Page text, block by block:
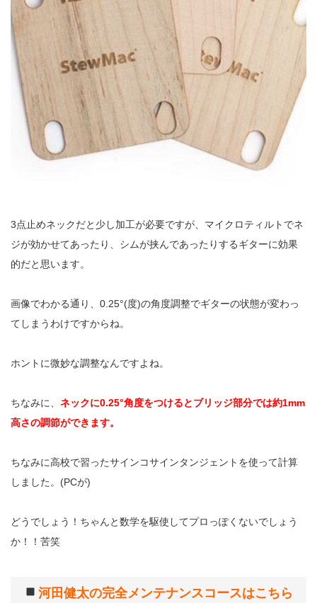
3点止めネックだと少し加工が必要ですが、マイクロティルトでネ
ジが効かせてあったり、シムが挟んであったりするギターに効果
的だと思います。
画像でわかる通り、0.25°(度)の角度調整でギターの状態が変わっ
てしまうわけですからね。
ホントに微妙な調整なんですよね。
ちなみに、 ネックに0.25°角度をつけるとブリッジ部分では約1mm
高さの調節ができます。
ちなみに高校で習ったサインコサインタンジェントを使って計算
しました。(PCが)
どうでしょう！ちゃんと数学を駆使してプロっぽくないでしょう
か！！苦笑
河田健太の完全メンテナンスコースはこちら